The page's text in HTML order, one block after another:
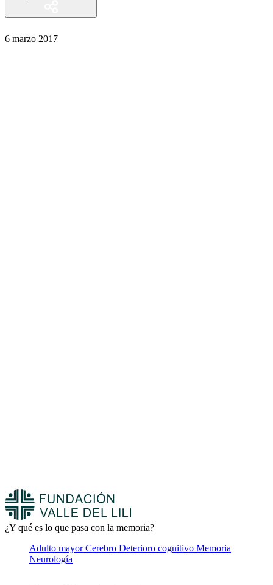
6 marzo 2017
¿Y qué es lo que pasa con la memoria?
Adulto mayorCerebro Deterioro cognitivo Memoria
Neurología